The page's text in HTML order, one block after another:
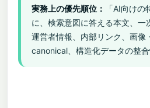
実務上の優先順位：
「AI向け
に、検索意図に答える本文、一
運営者情報、内部リンク、画像
canonical、構造化データの整合